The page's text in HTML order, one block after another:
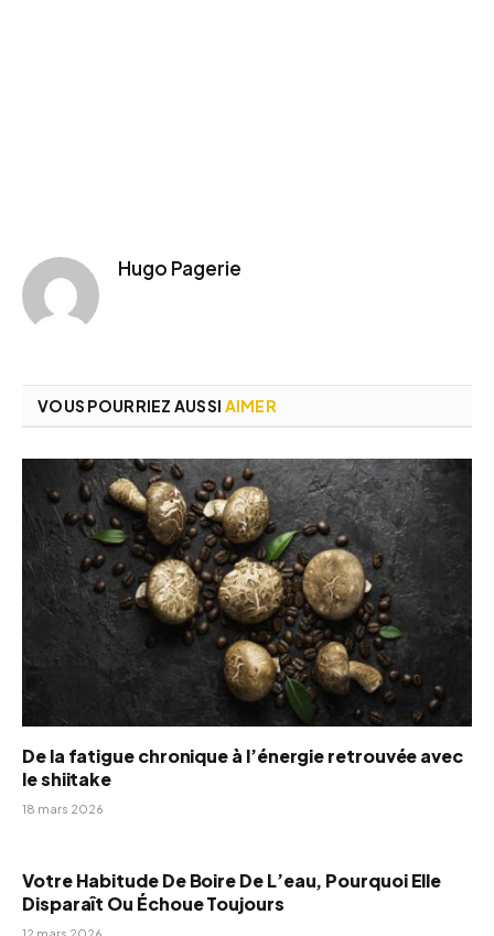
Hugo Pagerie
VOUS POURRIEZ AUSSI AIMER
De la fatigue chronique à l’énergie retrouvée avec
le shiitake
18 mars 2026
Votre Habitude De Boire De L’eau, Pourquoi Elle
Disparaît Ou Échoue Toujours
12 mars 2026